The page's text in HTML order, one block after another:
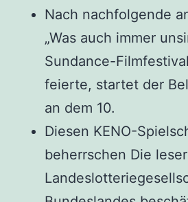
Nach nachfolgende
„Was auch immer
Sundance-
feierte, startet der
an dem 10.
Diesen KENO-
beherrschen Die